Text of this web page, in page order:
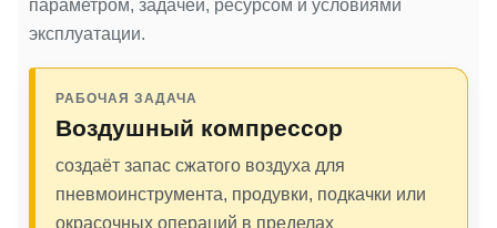
параметром, задачей, ресурсом и условиями
эксплуатации.
РАБОЧАЯ ЗАДАЧА
Воздушный компрессор
создаёт запас сжатого воздуха для
пневмоинструмента, продувки, подкачки или
окрасочных операций в пределах